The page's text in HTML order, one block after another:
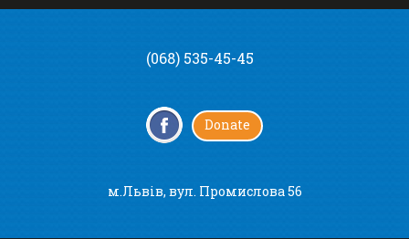
(068) 535-45-45
Donate
м.Львів, вул. Промислова 56